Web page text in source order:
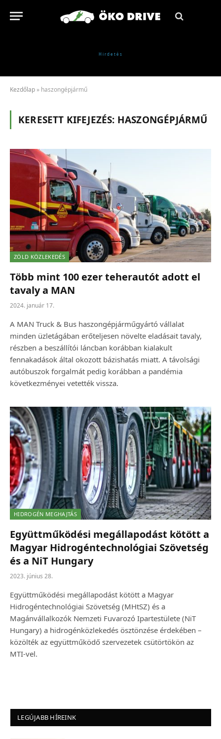
Kezdőlap » haszongépjármű
KERESETT KIFEJEZÉS: HASZONGÉPJÁRMŰ
ZÖLD KÖZLEKEDÉS
Több mint 100 ezer teherautót adott el
tavaly a MAN
2024. január 17.
A MAN Truck & Bus haszongépjárműgyártó vállalat
minden üzletágában erőteljesen növelte eladásait tavaly,
részben a beszállítói láncban korábban kialakult
fennakadások által okozott bázishatás miatt. A távolsági
autóbuszok forgalmát pedig korábban a pandémia
következményei vetették vissza.
HIDROGÉN MEGHAJTÁS
Együttműködési megállapodást kötött a
Magyar Hidrogéntechnológiai Szövetség
és a NiT Hungary
2023. június 28.
Együttműködési megállapodást kötött a Magyar
Hidrogéntechnológiai Szövetség (MHtSZ) és a
Magánvállalkozók Nemzeti Fuvarozó Ipartestülete (NiT
Hungary) a hidrogénközlekedés ösztönzése érdekében –
közölték az együttműködő szervezetek csütörtökön az
MTI-vel.
LEGÚJABB HÍREINK